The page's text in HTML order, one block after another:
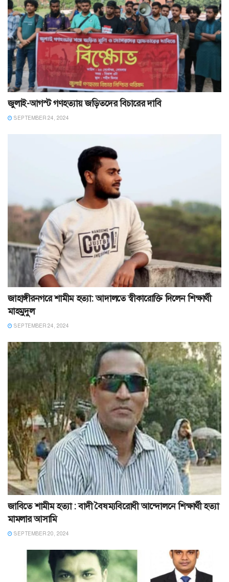
জুলাই-আগস্ট গণহত্যায় জড়িতদের বিচারের দাবি
SEPTEMBER 24, 2024
জাহাঙ্গীরনগরে শামীম হত্যা: আদালতে স্বীকারোক্তি দিলেন শিক্ষার্থী
মাহমুদুল
SEPTEMBER 24, 2024
জাবিতে শামীম হত্যা : বাদী বৈষম্যবিরোধী আন্দোলনে শিক্ষার্থী হত্যা
মামলার আসামি
SEPTEMBER 20, 2024